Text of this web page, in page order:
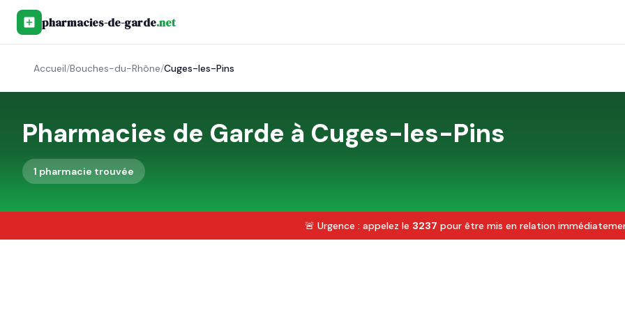
pharmacies-de-garde.net
Accueil/Bouches-du-Rhône/Cuges-les-Pins
Pharmacies de Garde à Cuges-les-Pins
1 pharmacie trouvée
🚨 Urgence : appelez le 3237 pour être mis en relation